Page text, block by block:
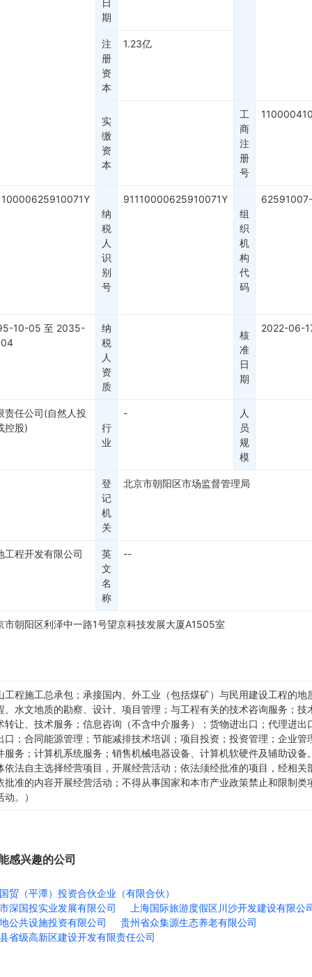
日
期
注
册
资
本
1.23亿
实
缴
资
本
工
商
注
册
号
纳
税
人
识
别
号
91110000625910071Y
组
织
机
构
代
码
10-05 至 2035-
纳
税
人
资
质
核
准
日
期
2022-06-
责任公司(自然人投
控股)
行
业
-
人
员
规
模
登
记
机
关
北京市朝阳区市场监督管理局
工程开发有限公司
英
文
名
称
--
市朝阳区利泽中一路1号望京科技发展大厦A1505室
工程施工总承包；承接国内、外工业（包括煤矿）与民用建设工程的地
、水文地质的勘察、设计、项目管理；与工程有关的技术咨询服务；技
转让、技术服务；信息咨询（不含中介服务）；货物进出口；代理进出
口；合同能源管理；节能减排技术培训；项目投资；投资管理；企业管
服务；计算机系统服务；销售机械电器设备、计算机软硬件及辅助设备
依法自主选择经营项目，开展经营活动；依法须经批准的项目，经相关
批准的内容开展经营活动；不得从事国家和本市产业政策禁止和限制类
动。）
感兴趣的公司
贸（平潭）投资合伙企业（有限合伙）
深国投实业发展有限公司
上海国际旅游度假区川沙开发建设有限公
公共设施投资有限公司
贵州省众集源生态养老有限公司
省级高新区建设开发有限责任公司